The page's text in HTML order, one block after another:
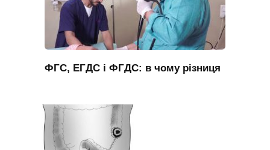
ФГС, ЕГДС і ФГДС: в чому різниця